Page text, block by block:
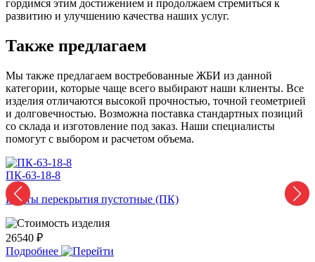
гордимся этим достижением и продолжаем стремиться к
развитию и улучшению качества наших услуг.
Также предлагаем
Мы также предлагаем востребованные ЖБИ из данной
категории, которые чаще всего выбирают наши клиенты. Все
изделия отличаются высокой прочностью, точной геометрией
и долговечностью. Возможна поставка стандартных позиций
со склада и изготовление под заказ. Наши специалисты
помогут с выбором и расчетом объема.
ПК-63-18-8
Плиты перекрытия пустотные (ПК)
26540 ₽
Подробнее